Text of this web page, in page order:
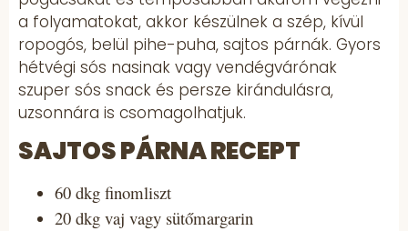
a folyamatokat, akkor készülnek a szép, kívül
ropogós, belül pihe-puha, sajtos párnák. Gyors
hétvégi sós nasinak vagy vendégvárónak
szuper sós snack és persze kirándulásra,
uzsonnára is csomagolhatjuk.
SAJTOS PÁRNA RECEPT
60 dkg finomliszt
20 dkg vaj vagy sütőmargarin